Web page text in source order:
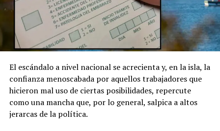
El escándalo a nivel nacional se acrecienta y, en la isla, la
confianza menoscabada por aquellos trabajadores que
hicieron mal uso de ciertas posibilidades, repercute
como una mancha que, por lo general, salpica a altos
jerarcas de la política.